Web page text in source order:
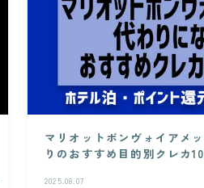
マリオットボンヴォイアメ
りのおすすめ目的別クレカ
2025.08.07